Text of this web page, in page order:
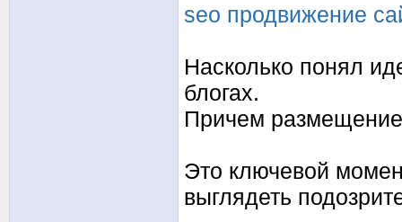
seo продвижение
Насколько понял
блогах.
Причем
Это ключевой
выглядеть